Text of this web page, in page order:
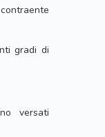
gradi di
versati